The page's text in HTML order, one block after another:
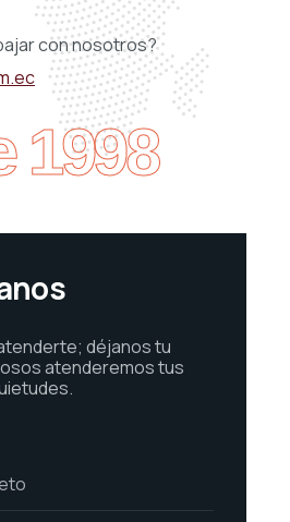
con nosotros?
1998
déjanos tu
atenderemos tus